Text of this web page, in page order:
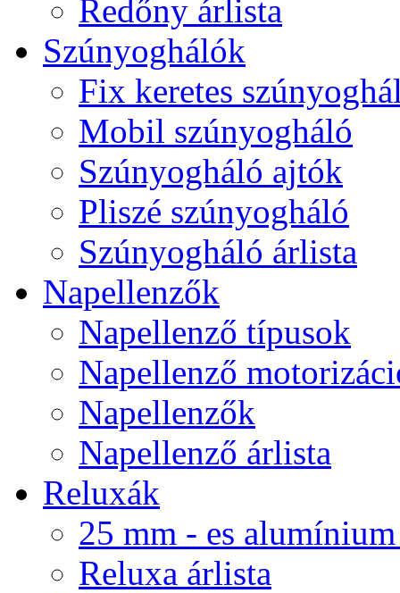
Redőny árlista
Szúnyoghálók
Fix keretes
Mobil szúnyogháló
Szúnyogháló ajtók
Pliszé szúnyogháló
Szúnyogháló árlista
Napellenzők
Napellenző típusok
Napellenző
Napellenzők
Napellenző árlista
Reluxák
25 mm - es
Reluxa árlista